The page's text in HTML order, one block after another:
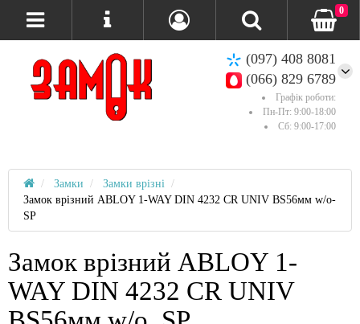
(097) 408 8081
(066) 829 6789
Графік роботи:
Пн-Пт: 9:00-18:00
Сб: 9:00-17:00
0
Замки
Замки врізні
Замок врізний ABLOY 1-WAY DIN 4232 CR UNIV BS56мм w/o-
SP
Замок врізний ABLOY 1-
WAY DIN 4232 CR UNIV